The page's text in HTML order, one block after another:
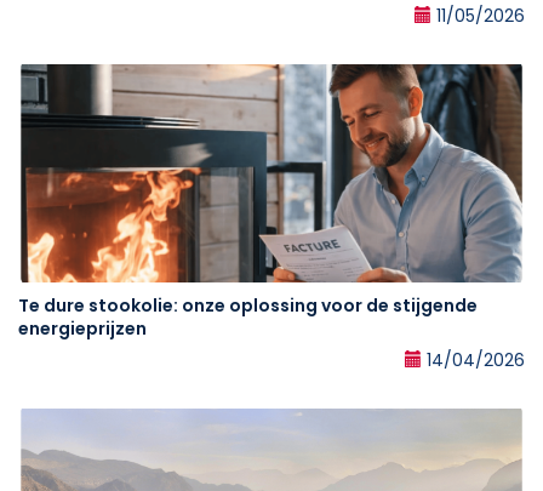
11/05/2026
Te dure stookolie: onze oplossing voor de stijgende
energieprijzen
14/04/2026